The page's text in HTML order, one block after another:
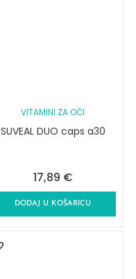
VITAMINI ZA OČI
SUVEAL DUO caps a30
17,89 €
DODAJ U KOŠARICU